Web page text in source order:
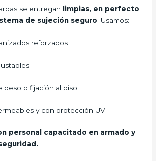
se entregan
limpias, en perfecto
de sujeción seguro . Usamos:
reforzados
peso o fijación al piso
y con protección UV
personal capacitado en armado y